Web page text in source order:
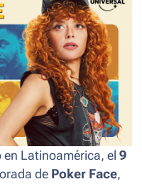
Latinoamérica, el 9
de Poker Face,